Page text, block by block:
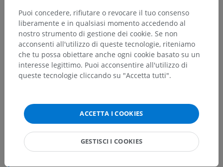
Gerarchia anatomica
Anatomia veterinaria
Puoi concedere, rifiutare o revocare il tuo consenso
liberamente e in qualsiasi momento accedendo al
nostro strumento di gestione dei cookie. Se non
acconsenti all'utilizzo di queste tecnologie, riteniamo
che tu possa obiettare anche ogni cookie basato su un
interesse legittimo. Puoi acconsentire all'utilizzo di
queste tecnologie cliccando su "Accetta tutti".
ACCETTA I COOKIES
GESTISCI I COOKIES